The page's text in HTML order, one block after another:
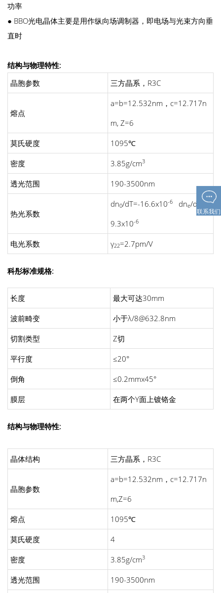
功率
● BBO光电晶体主要是用作纵向场调制器，即电场与光束方向垂
直时
结构与物理特性:
晶胞参数
三方晶系，R3C
熔点
a=b=12.532nm，c=12.717n
m, Z=6
莫氏硬度 1095℃
密度 3.85g/cm3
透光范围 190-3500nm
热光系数
dn0/dT=-16.6x10-6 dne/dT=-
9.3x10-6
电光系数 γ22=2.7pm/V
科彤标准规格:
长度 最大可达30mm
波前畸变 小于λ/8@632.8nm
切割类型 Z切
平行度 ≤20°
倒角 ≤0.2mmx45°
膜层 在两个Y面上镀铬金
结构与物理特性:
晶体结构 三方晶系，R3C
晶胞参数
a=b=12.532nm，c=12.717n
m,Z=6
熔点 1095℃
莫氏硬度 4
密度 3.85g/cm3
透光范围 190-3500nm
联系我们